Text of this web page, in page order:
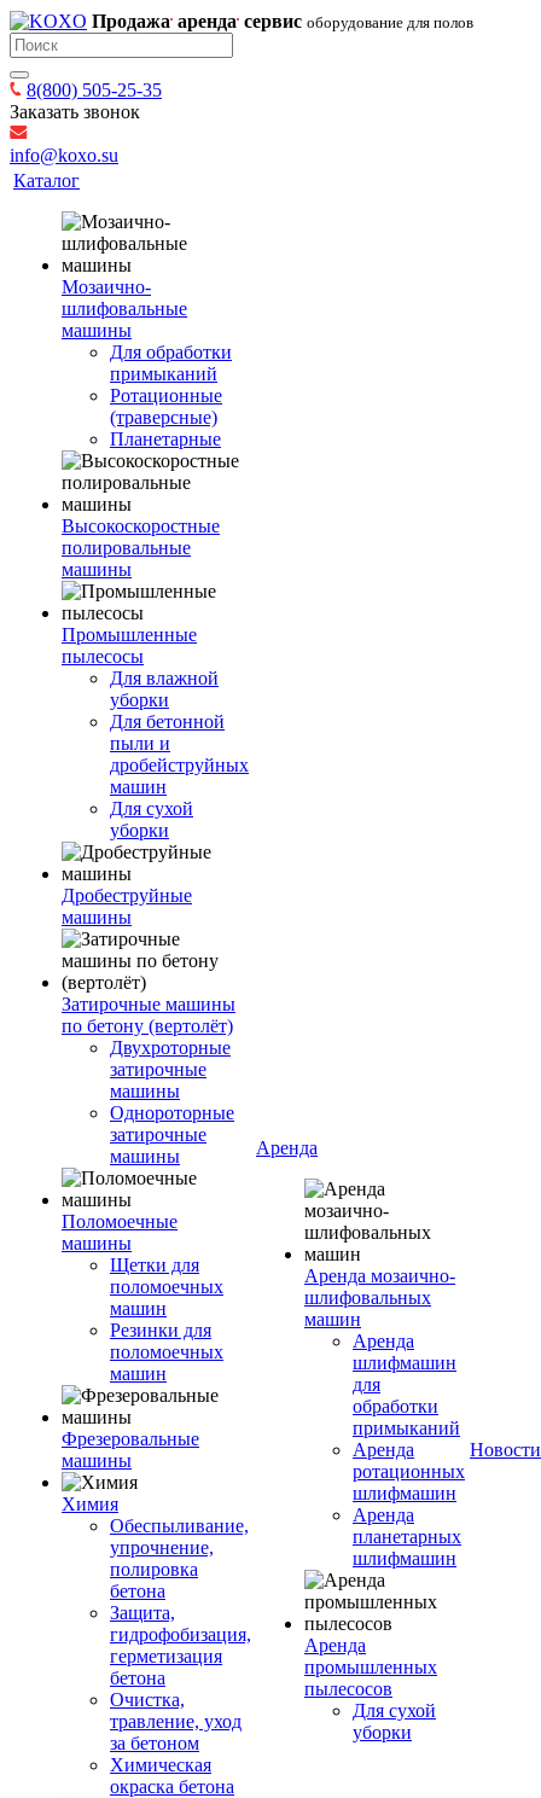
Продажа аренда сервис оборудование для полов
8(800) 505-25-35
Заказать звонок
info@koxo.su
Каталог
Мозаично-
шлифовальные
машины
Для обработки
примыканий
Ротационные
(траверсные)
Планетарные
Высокоскоростные
полировальные
машины
Промышленные
пылесосы
Для влажной
уборки
Для бетонной
пыли и
дробейструйных
машин
Для сухой
уборки
Дробеструйные
машины
Затирочные машины
по бетону (вертолёт)
Двухроторные
затирочные
машины
Однороторные
затирочные
машины
Поломоечные
машины
Щетки для
поломоечных
машин
Резинки для
поломоечных
машин
Фрезеровальные
машины
Химия
Обеспыливание,
упрочнение,
полировка
бетона
Защита,
гидрофобизация,
герметизация
бетона
Очистка,
травление, уход
за бетоном
Химическая
окраска бетона
Аренда
Аренда мозаично-
шлифовальных
машин
Аренда
шлифмашин
для
обработки
примыканий
Аренда
ротационных
шлифмашин
Аренда
планетарных
шлифмашин
Аренда
промышленных
пылесосов
Для сухой
уборки
Новости